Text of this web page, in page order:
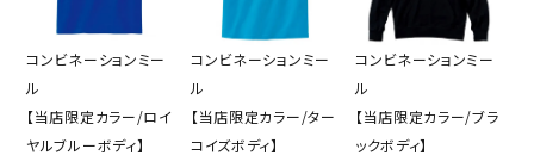
コンビネーションミー
ル
【当店限定カラー/ロイ
ヤルブルーボディ】
コンビネーションミー
ル
【当店限定カラー/ター
コイズボディ】
コンビネーションミー
ル
【当店限定カラー/ブラ
ックボディ】